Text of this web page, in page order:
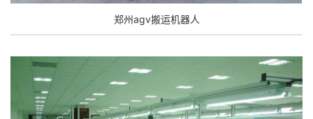
郑州agv搬运机器人